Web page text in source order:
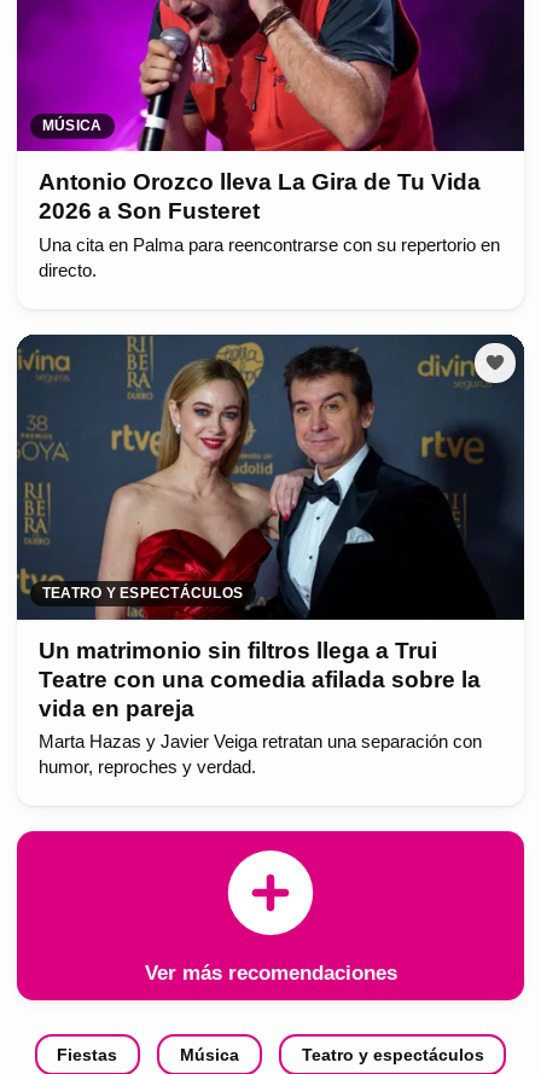
MÚSICA
Antonio Orozco lleva La Gira de Tu Vida
2026 a Son Fusteret
Una cita en Palma para reencontrarse con su repertorio en
directo.
TEATRO Y ESPECTÁCULOS
Un matrimonio sin filtros llega a Trui
Teatre con una comedia afilada sobre la
vida en pareja
Marta Hazas y Javier Veiga retratan una separación con
humor, reproches y verdad.
Ver más recomendaciones
Fiestas Música Teatro y espectáculos